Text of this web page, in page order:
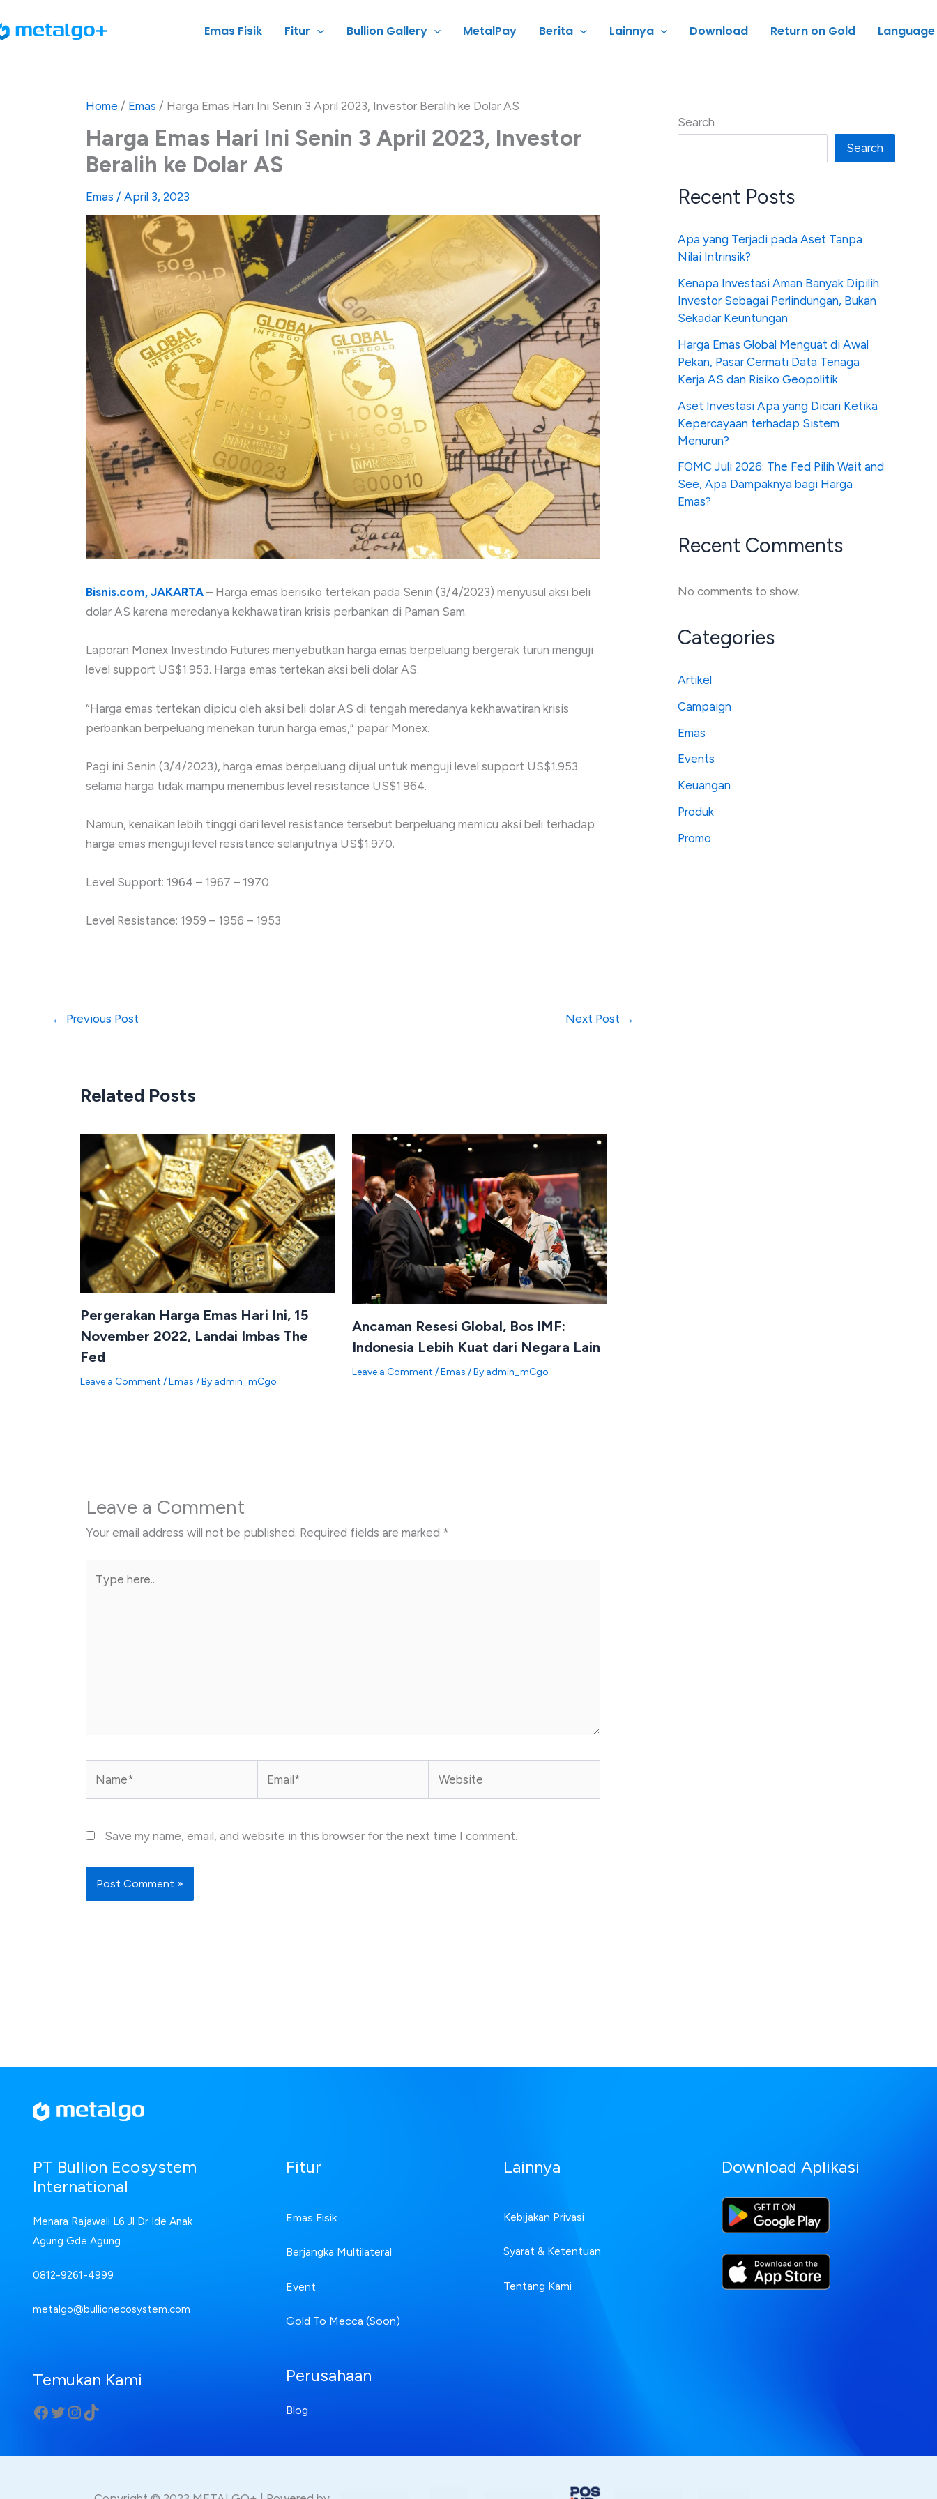
to
Emas Fisik Fitur Bullion Gallery MetalPay Berita Lainnya Download Return on Gold Language
Home / Emas / Harga Emas Hari Ini Senin 3 April 2023, Investor Beralih ke Dolar AS
Harga Emas Hari Ini Senin 3 April 2023, Investor
Beralih ke Dolar AS
Emas / April 3, 2023
Bisnis.com, JAKARTA – Harga emas berisiko tertekan pada Senin (3/4/2023) menyusul aksi beli
dolar AS karena meredanya kekhawatiran krisis perbankan di Paman Sam.
Laporan Monex Investindo Futures menyebutkan harga emas berpeluang bergerak turun menguji
level support US$1.953. Harga emas tertekan aksi beli dolar AS.
“Harga emas tertekan dipicu oleh aksi beli dolar AS di tengah meredanya kekhawatiran krisis
perbankan berpeluang menekan turun harga emas,” papar Monex.
Pagi ini Senin (3/4/2023), harga emas berpeluang dijual untuk menguji level support US$1.953
selama harga tidak mampu menembus level resistance US$1.964.
Namun, kenaikan lebih tinggi dari level resistance tersebut berpeluang memicu aksi beli terhadap
harga emas menguji level resistance selanjutnya US$1.970.
Level Support: 1964 – 1967 – 1970
Level Resistance: 1959 – 1956 – 1953
← Previous Post Next Post →
Related Posts
Pergerakan Harga Emas Hari Ini, 15
November 2022, Landai Imbas The
Fed
Leave a Comment /Emas / By admin_mCgo
Ancaman Resesi Global, Bos IMF:
Indonesia Lebih Kuat dari Negara Lain
Leave a Comment /Emas / By admin_mCgo
Leave a Comment
Your email address will not be published. Required fields are marked *
here..
Save my name, email, and website in this browser for the next time I comment.
Search
Search
Recent Posts
Apa yang Terjadi pada Aset Tanpa
Nilai Intrinsik?
Kenapa Investasi Aman Banyak Dipilih
Investor Sebagai Perlindungan, Bukan
Sekadar Keuntungan
Harga Emas Global Menguat di Awal
Pekan, Pasar Cermati Data Tenaga
Kerja AS dan Risiko Geopolitik
Aset Investasi Apa yang Dicari Ketika
Kepercayaan terhadap Sistem
Menurun?
FOMC Juli 2026: The Fed Pilih Wait and
See, Apa Dampaknya bagi Harga
Emas?
Recent Comments
No comments to show.
Categories
Artikel
Campaign
Emas
Events
Keuangan
Produk
Promo
PT Bullion Ecosystem
International
Menara Rajawali L6 Jl Dr Ide Anak
Agung Gde Agung
0812-9261-4999
metalgo@bullionecosystem.com
Temukan Kami
Fitur
Emas Fisik
Berjangka Multilateral
Event
Gold To Mecca (Soon)
Perusahaan
Blog
Lainnya
Kebijakan Privasi
Syarat & Ketentuan
Tentang Kami
Download Aplikasi